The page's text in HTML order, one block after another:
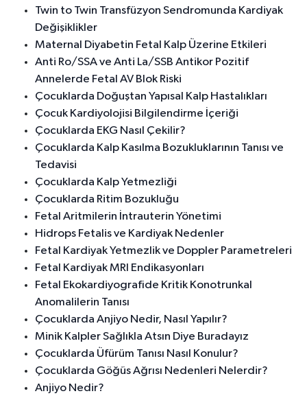
Twin to Twin Transfüzyon Sendromunda Kardiyak
Değişiklikler
Maternal Diyabetin Fetal Kalp Üzerine Etkileri
Anti Ro/SSA ve Anti La/SSB Antikor Pozitif
Annelerde Fetal AV Blok Riski
Çocuklarda Doğuştan Yapısal Kalp Hastalıkları
Çocuk Kardiyolojisi Bilgilendirme İçeriği
Çocuklarda EKG Nasıl Çekilir?
Çocuklarda Kalp Kasılma Bozukluklarının Tanısı ve
Tedavisi
Çocuklarda Kalp Yetmezliği
Çocuklarda Ritim Bozukluğu
Fetal Aritmilerin İntrauterin Yönetimi
Hidrops Fetalis ve Kardiyak Nedenler
Fetal Kardiyak Yetmezlik ve Doppler Parametreleri
Fetal Kardiyak MRI Endikasyonları
Fetal Ekokardiyografide Kritik Konotrunkal
Anomalilerin Tanısı
Çocuklarda Anjiyo Nedir, Nasıl Yapılır?
Minik Kalpler Sağlıkla Atsın Diye Buradayız
Çocuklarda Üfürüm Tanısı Nasıl Konulur?
Çocuklarda Göğüs Ağrısı Nedenleri Nelerdir?
Anjiyo Nedir?